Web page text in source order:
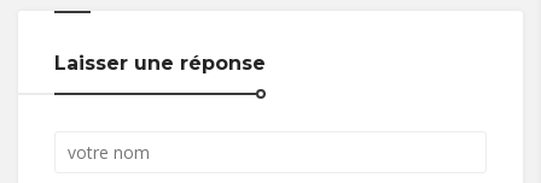
Laisser une réponse